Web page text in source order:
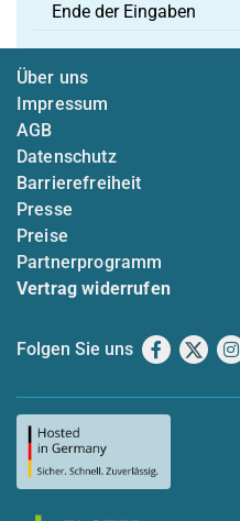
Ende der Eingaben
Über uns
Impressum
AGB
Datenschutz
Barrierefreiheit
Presse
Preise
Partnerprogramm
Vertrag widerrufen
Folgen Sie uns Facebook
X